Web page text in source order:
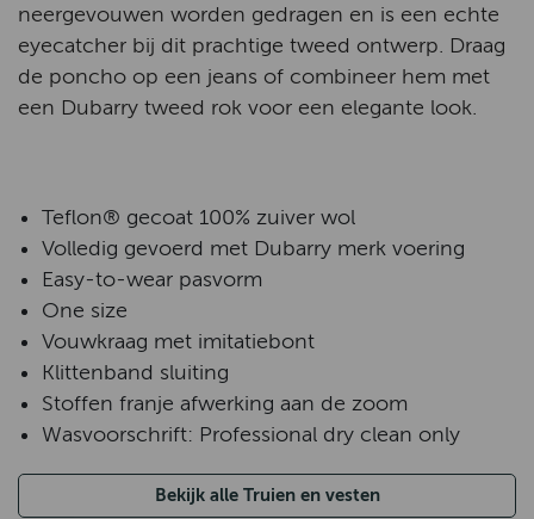
neergevouwen worden gedragen en is een echte
eyecatcher bij dit prachtige tweed ontwerp. Draag
de poncho op een jeans of combineer hem met
een Dubarry tweed rok voor een elegante look.
Teflon® gecoat 100% zuiver wol
Volledig gevoerd met Dubarry merk voering
Easy-to-wear pasvorm
One size
Vouwkraag met imitatiebont
Klittenband sluiting
Stoffen franje afwerking aan de zoom
Wasvoorschrift: Professional dry clean only
Bekijk alle Truien en vesten